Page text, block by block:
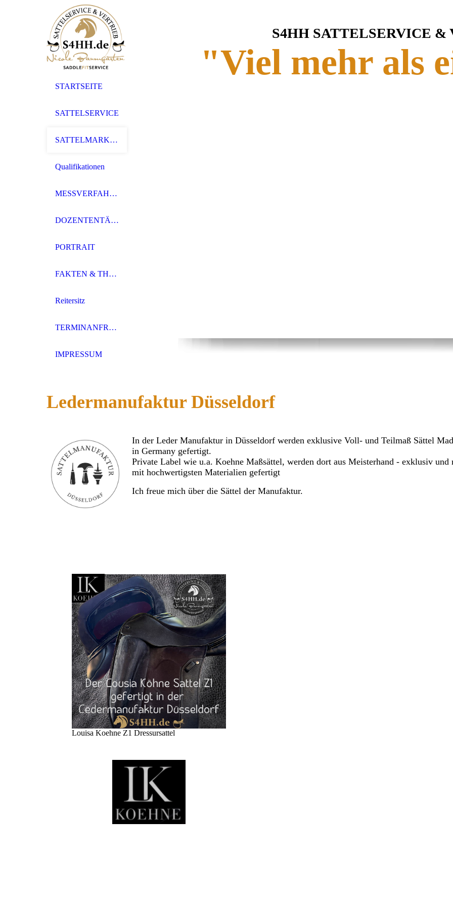
S4HH SATTELSERVICE &
"Viel mehr als
STARTSEITE
SATTELSERVICE
SATTELMARKEN
Qualifikationen
MESSVERFAHREN
DOZENTENTÄTIGKEIT
PORTRAIT
FAKTEN & THEMEN
Reitersitz
TERMINANFRAGE
IMPRESSUM
Ledermanufaktur Düsseldorf
In der Leder Manufaktur in Düsseldorf werden exklusive Voll- und Teilmaß Sättel
in Germany gefertigt.
Private Label wie u.a. Koehne Maßsättel, werden dort aus Meisterhand - exklusiv und
mit hochwertigsten Materialien gefertigt
Ich freue mich über die Sättel der Manufaktur.
Louisa Koehne Z1 Dressursattel